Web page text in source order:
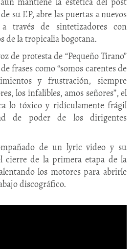
su EP, abre las puertas a nuevos
través de sintetizadores con
de la tropicalia bogotana.
de protesta de “Pequeño Tirano”
frases como “somos carentes de
y frustración, siempre
los infalibles, amos señores”, el
lo tóxico y ridículamente frágil
de poder de los dirigentes
de un lyric video y su
cierre de la primera etapa de la
los motores para abrirle
discográfico.